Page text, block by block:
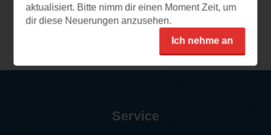
aktualisiert. Bitte nimm dir einen Moment Zeit, um
dir diese Neuerungen anzusehen.
Ich nehme an
Service